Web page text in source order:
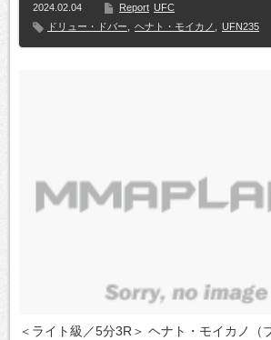
2024.02.04 Report UFC
ドリュー・ドバー
ヘナト・モイカノ UFN235
＜ライト級／5分3R＞ ヘナト・モイカノ（